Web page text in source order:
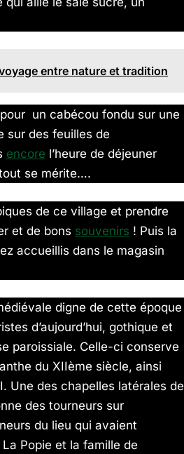
entre nature et tradition
un cabécou fondu sur une
sur des feuilles de
encore l’heure de déjeuner
se mérite….
de ce village et prendre
et de bons souvenirs ! Puis la
accueillis dans le magasin
digne de cette époque
d’aujourd’hui, gothique et
paroissiale. Celle-ci conserve
du XIIème siècle, ainsi
Une des chapelles latérales de
des tourneurs sur
du lieu qui avaient
Popie et la famille de